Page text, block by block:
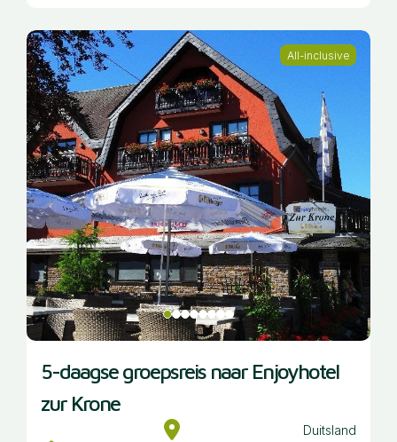
All-inclusive
5-daagse groepsreis naar Enjoyhotel
zur Krone
Duitsland